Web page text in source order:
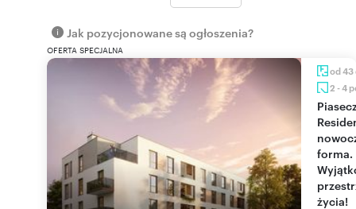
Jak pozycjonowane są ogłoszenia?
OFERTA SPECJALNA
od 43
2 - 4
Piaseczno
forma.
życia!